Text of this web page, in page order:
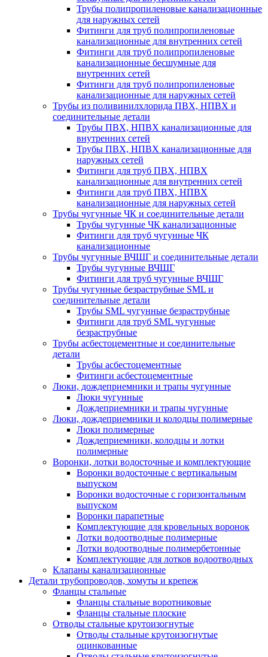
Трубы полипропиленовые канализационные
для наружных сетей
Фитинги для труб полипропиленовые
канализационные для внутренних сетей
Фитинги для труб полипропиленовые
канализационные бесшумные для
внутренних сетей
Фитинги для труб полипропиленовые
канализационные для наружных сетей
Трубы из поливинилхлорида ПВХ, НПВХ и
соединительные детали
Трубы ПВХ, НПВХ канализационные для
внутренних сетей
Трубы ПВХ, НПВХ канализационные для
наружных сетей
Фитинги для труб ПВХ, НПВХ
канализационные для внутренних сетей
Фитинги для труб ПВХ, НПВХ
канализационные для наружных сетей
Трубы чугунные ЧК и соединительные детали
Трубы чугунные ЧК канализационные
Фитинги для труб чугунные ЧК
канализационные
Трубы чугунные ВЧШГ и соединительные детали
Трубы чугунные ВЧШГ
Фитинги для труб чугунные ВЧШГ
Трубы чугунные безраструбные SML и
соединительные детали
Трубы SML чугунные безраструбные
Фитинги для труб SML чугунные
безраструбные
Трубы асбестоцементные и соединительные
детали
Трубы асбестоцементные
Фитинги асбестоцементные
Люки, дождеприемники и трапы чугунные
Люки чугунные
Дождеприемники и трапы чугунные
Люки, дождеприемники и колодцы полимерные
Люки полимерные
Дождеприемники, колодцы и лотки
полимерные
Воронки, лотки водосточные и комплектующие
Воронки водосточные с вертикальным
выпуском
Воронки водосточные с горизонтальным
выпуском
Воронки парапетные
Комплектующие для кровельных воронок
Лотки водоотводные полимерные
Лотки водоотводные полимербетонные
Комплектующие для лотков водоотводных
Клапаны канализационные
Детали трубопроводов, хомуты и крепеж
Фланцы стальные
Фланцы стальные воротниковые
Фланцы стальные плоские
Отводы стальные крутоизогнутые
Отводы стальные крутоизогнутые
оцинкованные